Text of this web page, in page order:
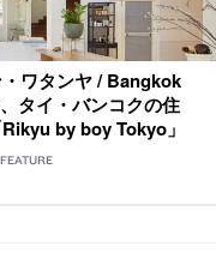
ワタンヤ / Bangkok
タイ・バンコクの住
by boy Tokyo」
FEATURE